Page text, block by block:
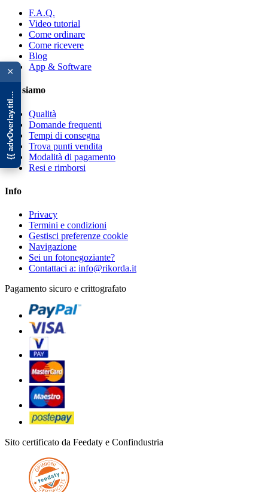
×
{{ advOverlay.title || 'Promo' }}
F.A.Q.
Video tutorial
Come ordinare
Come ricevere
Blog
App & Software
Chi siamo
Qualità
Domande frequenti
Tempi di consegna
Trova punti vendita
Modalità di pagamento
Resi e rimborsi
Info
Privacy
Termini e condizioni
Gestisci preferenze cookie
Navigazione
Sei un fotonegoziante?
Contattaci a: info@rikorda.it
Pagamento sicuro e crittografato
Sito certificato da Feedaty e Confindustria